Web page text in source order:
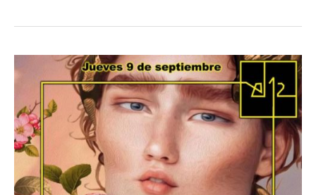
Analizamos
el
Cast